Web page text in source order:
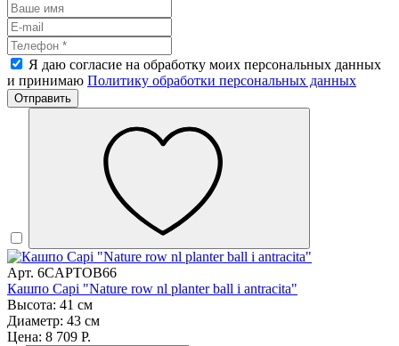
Я даю согласие на обработку моих персональных данных
и принимаю Политику обработки персональных данных
Отправить
Арт. 6CAPTOB66
Кашпо Capi "Nature row nl planter ball i antracita"
Высота: 41 см
Диаметр: 43 см
Цена: 8 709 Р.